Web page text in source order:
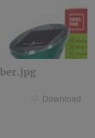
Download